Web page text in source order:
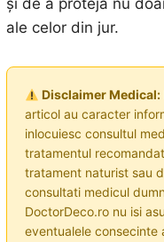
și de a proteja nu
ale celor din jur.
Disclaimer Medical:
articol au caracter
inlocuiesc consultul
tratamentul
tratament naturist sau
consultati medicul
DoctorDeco.ro nu isi
eventualele consecinte